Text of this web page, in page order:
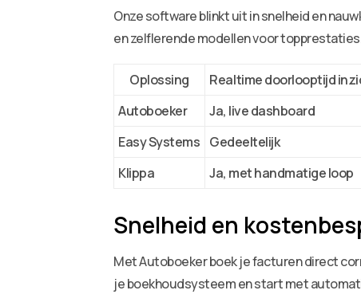
Onze software blinkt uit in snelheid en
en zelflerende modellen voor
Oplossing Realtime doorlooptijd
Autoboeker
Ja, live dashboard
Easy Systems Gedeeltelijk
Klippa
Ja, met handmatige loop
Snelheid en
Met Autoboeker boek je facturen direct
je boekhoudsysteem en start met